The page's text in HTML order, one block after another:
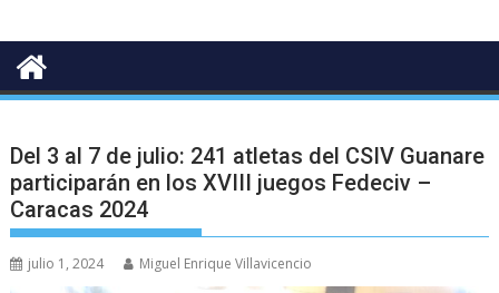
Del 3 al 7 de julio: 241 atletas del CSIV Guanare
participarán en los XVIII juegos Fedeciv –
Caracas 2024
julio 1, 2024 Miguel Enrique Villavicencio